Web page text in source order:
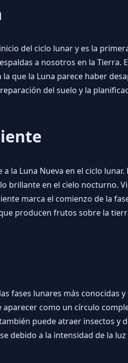
del ciclo lunar y es la
a nosotros en la Tierra.
la que la Luna parece haber
del suelo y la
a la Luna Nueva en el ciclo
brillante en el cielo nocturno.
marca el comienzo de la
producen frutos sobre la
fases lunares más
aparecer como un círculo
puede atraer insectos y
debido a la intensidad de la luz